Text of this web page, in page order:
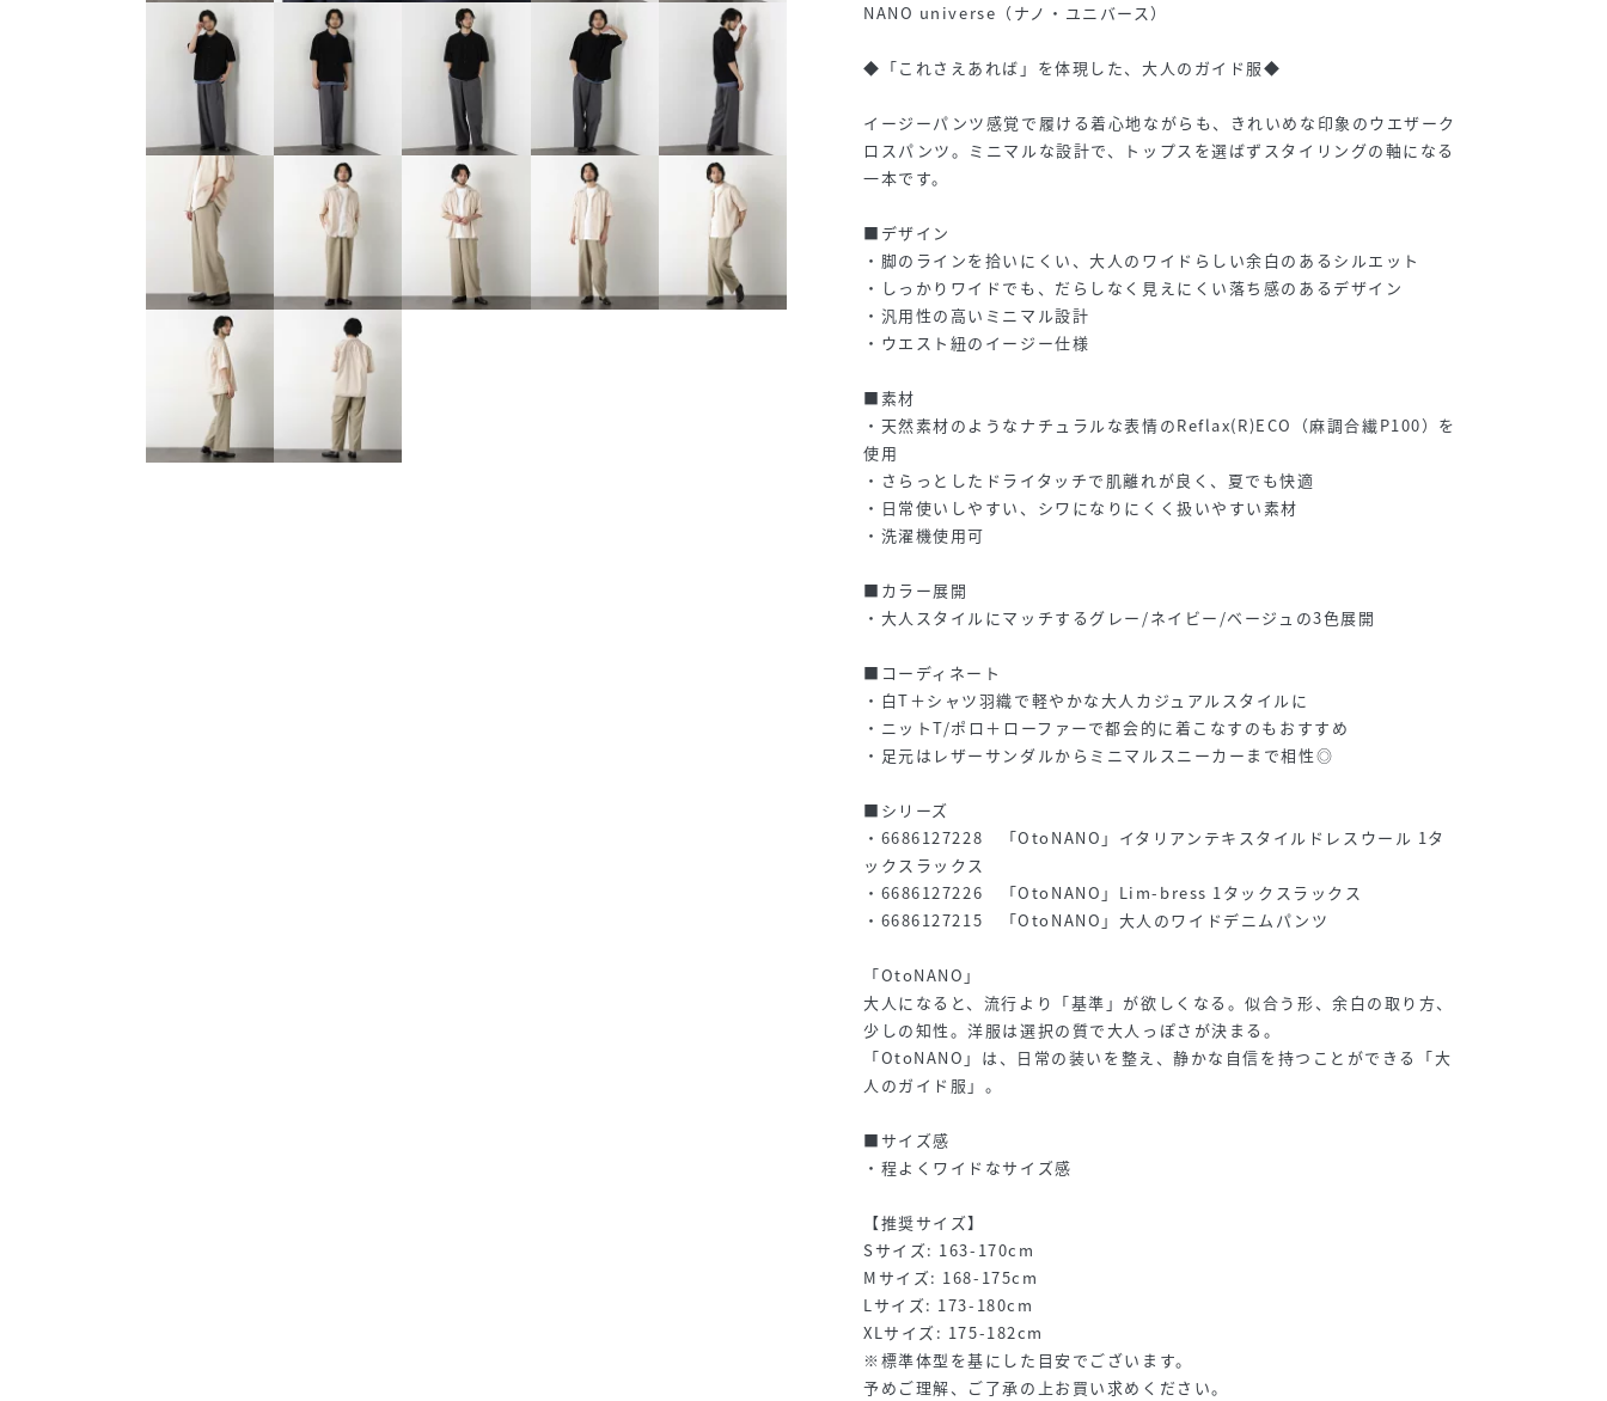
NANO universe（ナノ・ユニバース）
◆「これさえあれば」を体現した、大人のガイド服◆
イージーパンツ感覚で履ける着心地ながらも、きれいめな印象のウエザーク
ロスパンツ。ミニマルな設計で、トップスを選ばずスタイリングの軸になる
一本です。
■デザイン
・脚のラインを拾いにくい、大人のワイドらしい余白のあるシルエット
・しっかりワイドでも、だらしなく見えにくい落ち感のあるデザイン
・汎用性の高いミニマル設計
・ウエスト紐のイージー仕様
■素材
・天然素材のようなナチュラルな表情のReflax(R)ECO（麻調合繊P100）を
使用
・さらっとしたドライタッチで肌離れが良く、夏でも快適
・日常使いしやすい、シワになりにくく扱いやすい素材
・洗濯機使用可
■カラー展開
・大人スタイルにマッチするグレー/ネイビー/ベージュの3色展開
■コーディネート
・白T＋シャツ羽織で軽やかな大人カジュアルスタイルに
・ニットT/ポロ＋ローファーで都会的に着こなすのもおすすめ
・足元はレザーサンダルからミニマルスニーカーまで相性◎
■シリーズ
・6686127228 「OtoNANO」イタリアンテキスタイルドレスウール 1タ
ックスラックス
・6686127226 「OtoNANO」Lim-bress 1タックスラックス
・6686127215 「OtoNANO」大人のワイドデニムパンツ
「OtoNANO」
大人になると、流行より「基準」が欲しくなる。似合う形、余白の取り方、
少しの知性。洋服は選択の質で大人っぽさが決まる。
「OtoNANO」は、日常の装いを整え、静かな自信を持つことができる「大
人のガイド服」。
■サイズ感
・程よくワイドなサイズ感
【推奨サイズ】
Sサイズ: 163-170cm
Mサイズ: 168-175cm
Lサイズ: 173-180cm
XLサイズ: 175-182cm
※標準体型を基にした目安でございます。
予めご理解、ご了承の上お買い求めください。